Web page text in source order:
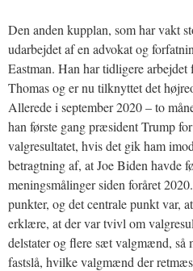
Den anden kupplan, som har vakt
udarbejdet af en advokat og
Eastman. Han har tidligere
Thomas og er nu tilknyttet det
Allerede i september 2020 – to
han første gang præsident Trump
valgresultatet, hvis det gik ham
betragtning af, at Joe Biden havde
meningsmålinger siden foråret
punkter, og det centrale punkt var,
erklære, at der var tvivl om
delstater og flere sæt valgmænd, så
fastslå, hvilke valgmænd der